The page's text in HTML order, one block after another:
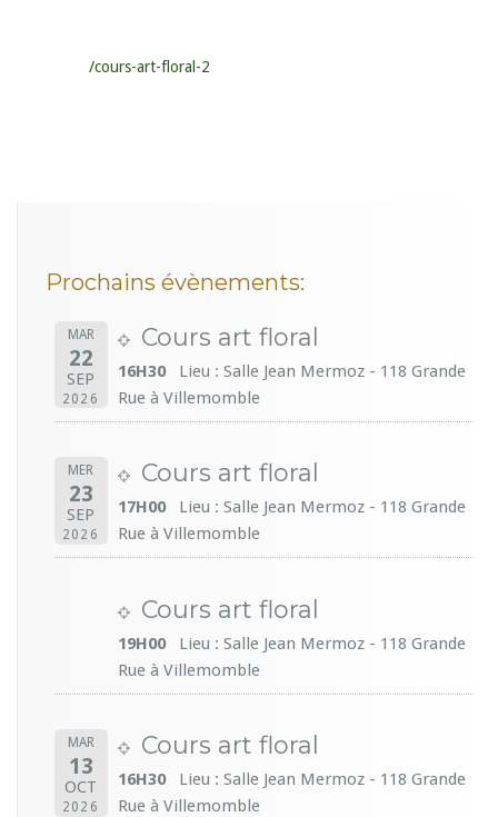
/cours-art-floral-2
Prochains évènements:
MAR
22
SEP
2026
Cours art floral
16H30
Lieu : Salle Jean Mermoz - 118 Grande
Rue à Villemomble
MER
23
SEP
2026
Cours art floral
17H00
Lieu : Salle Jean Mermoz - 118 Grande
Rue à Villemomble
Cours art floral
19H00
Lieu : Salle Jean Mermoz - 118 Grande
Rue à Villemomble
MAR
13
OCT
2026
Cours art floral
16H30
Lieu : Salle Jean Mermoz - 118 Grande
Rue à Villemomble